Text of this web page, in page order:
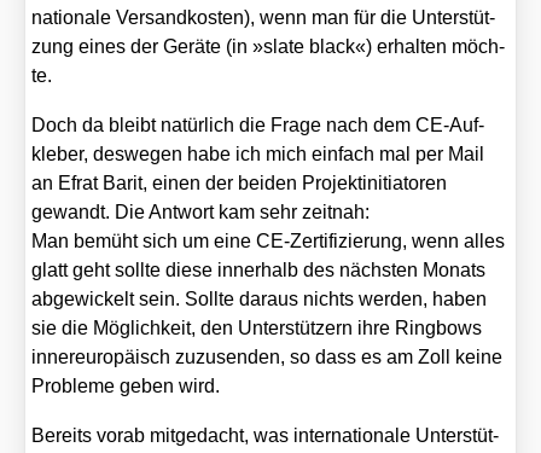
na­tio­na­le Ver­sand­kos­ten), wenn man für die Unter­stüt­
zung eines der Gerä­te (in »sla­te black«) erhal­ten möch­
te.
Doch da bleibt natür­lich die Fra­ge nach dem CE-Auf­
kle­ber, des­we­gen habe ich mich ein­fach mal per Mail
an Efrat Barit, einen der bei­den Pro­jekt­in­itia­to­ren
gewandt. Die Ant­wort kam sehr zeit­nah:
Man bemüht sich um eine CE-Zer­ti­fi­zie­rung, wenn alles
glatt geht soll­te die­se inner­halb des nächs­ten Monats
abge­wi­ckelt sein. Soll­te dar­aus nichts wer­den, haben
sie die Mög­lich­keit, den Unter­stüt­zern ihre Ring­bows
inner­eu­ro­pä­isch zuzu­sen­den, so dass es am Zoll kei­ne
Pro­ble­me geben wird.
Bereits vor­ab mit­ge­dacht, was inter­na­tio­na­le Unter­stüt­